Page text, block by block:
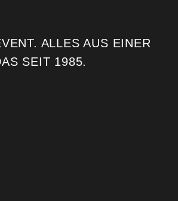
ALLES AUS EINER
SEIT 1985.